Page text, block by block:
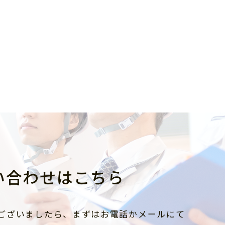
わせはこちら
いましたら、まずはお電話かメールにて